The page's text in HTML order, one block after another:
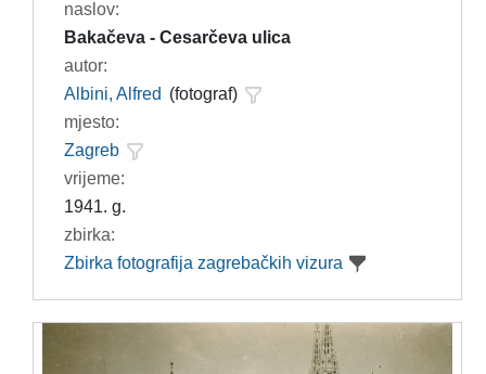
naslov:
Bakačeva - Cesarčeva ulica
autor:
Albini, Alfred (fotograf)
mjesto:
Zagreb
vrijeme:
1941. g.
zbirka:
Zbirka fotografija zagrebačkih vizura